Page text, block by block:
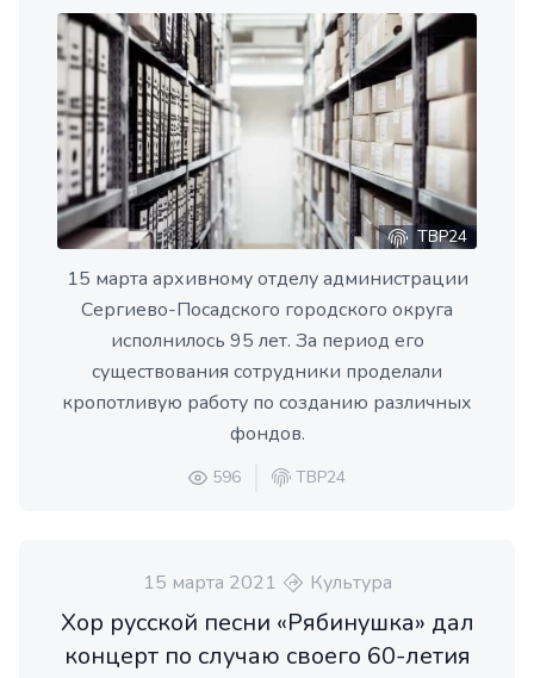
ТВР24
15 марта архивному отделу администрации
Сергиево-Посадского городского округа
исполнилось 95 лет. За период его
существования сотрудники проделали
кропотливую работу по созданию различных
фондов.
596 ТВР24
15 марта 2021 Культура
Хор русской песни «Рябинушка» дал
концерт по случаю своего 60-летия